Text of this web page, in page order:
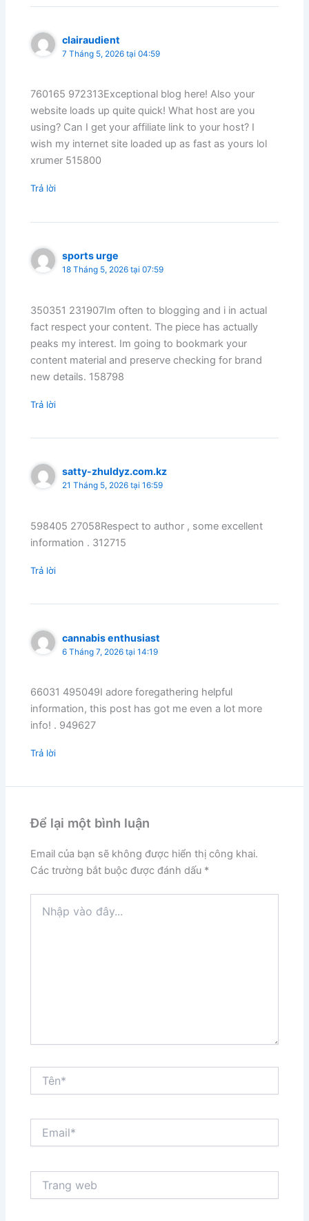
clairaudient
7 Tháng 5, 2026 tại 04:59
760165 972313Exceptional blog here! Also your
website loads up quite quick! What host are you
using? Can I get your affiliate link to your host? I
wish my internet site loaded up as fast as yours lol
xrumer 515800
Trả lời
sports urge
18 Tháng 5, 2026 tại 07:59
350351 231907Im often to blogging and i in actual
fact respect your content. The piece has actually
peaks my interest. Im going to bookmark your
content material and preserve checking for brand
new details. 158798
Trả lời
satty-zhuldyz.com.kz
21 Tháng 5, 2026 tại 16:59
598405 27058Respect to author , some excellent
information . 312715
Trả lời
cannabis enthusiast
6 Tháng 7, 2026 tại 14:19
66031 495049I adore foregathering helpful
information, this post has got me even a lot more
info! . 949627
Trả lời
Để lại một bình luận
Email của bạn sẽ không được hiển thị công khai.
Các trường bắt buộc được đánh dấu *
vào
web